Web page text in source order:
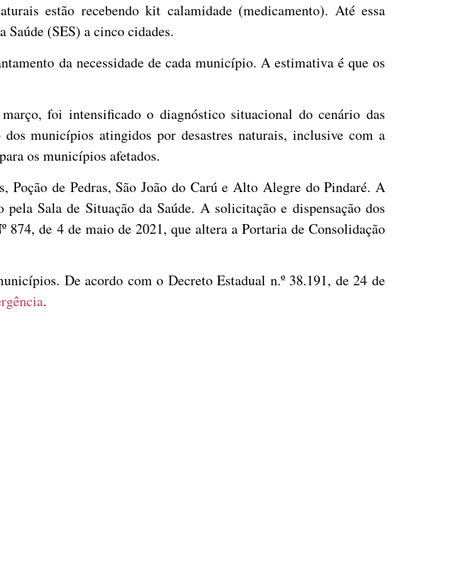
estão recebendo kit calamidade (medicamento). Até essa
Saúde (SES) a cinco cidades.
da necessidade de cada município. A estimativa é que os
foi intensificado o diagnóstico situacional do cenário das
municípios atingidos por desastres naturais, inclusive com a
os municípios afetados.
de Pedras, São João do Carú e Alto Alegre do Pindaré. A
Sala de Situação da Saúde. A solicitação e dispensação dos
de 4 de maio de 2021, que altera a Portaria de Consolidação
De acordo com o Decreto Estadual n.º 38.191, de 24 de
.